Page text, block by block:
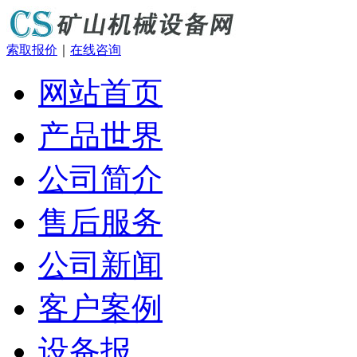
索取报价 在线咨询
网站首页
产品世界
公司简介
售后服务
公司新闻
客户案例